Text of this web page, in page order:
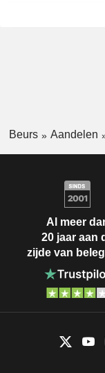
Beurs Aandelen
Al meer
20 jaar aan
zijde van